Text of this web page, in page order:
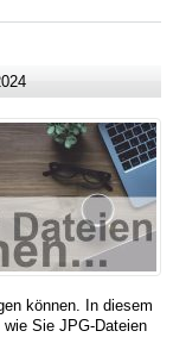
können. In diesem
Sie JPG-Dateien